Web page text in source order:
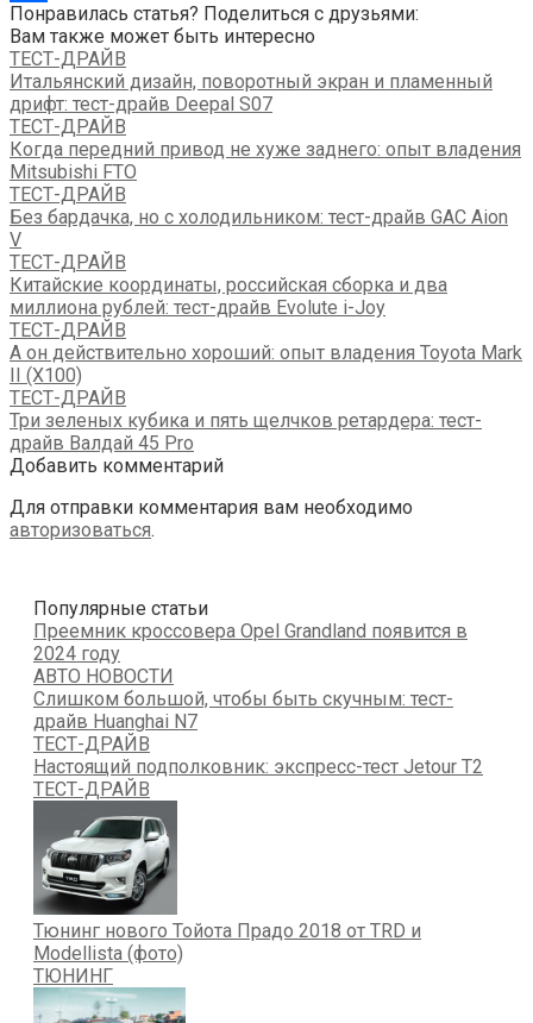
Отправить
Понравилась статья? Поделиться с друзьями:
Вам также может быть интересно
ТЕСТ-ДРАЙВ
Итальянский дизайн, поворотный экран и пламенный
дрифт: тест-драйв Deepal S07
ТЕСТ-ДРАЙВ
Когда передний привод не хуже заднего: опыт владения
Mitsubishi FTO
ТЕСТ-ДРАЙВ
Без бардачка, но с холодильником: тест-драйв GAC Aion
V
ТЕСТ-ДРАЙВ
Китайские координаты, российская сборка и два
миллиона рублей: тест-драйв Evolute i-Joy
ТЕСТ-ДРАЙВ
А он действительно хороший: опыт владения Toyota Mark
II (Х100)
ТЕСТ-ДРАЙВ
Три зеленых кубика и пять щелчков ретардера: тест-
драйв Валдай 45 Pro
Добавить комментарий
Для отправки комментария вам необходимо
авторизоваться.
Популярные статьи
Преемник кроссовера Opel Grandland появится в
2024 году
АВТО НОВОСТИ
Слишком большой, чтобы быть скучным: тест-
драйв Huanghai N7
ТЕСТ-ДРАЙВ
Настоящий подполковник: экспресс-тест Jetour T2
ТЕСТ-ДРАЙВ
Тюнинг нового Тойота Прадо 2018 от TRD и
Modellista (фото)
ТЮНИНГ